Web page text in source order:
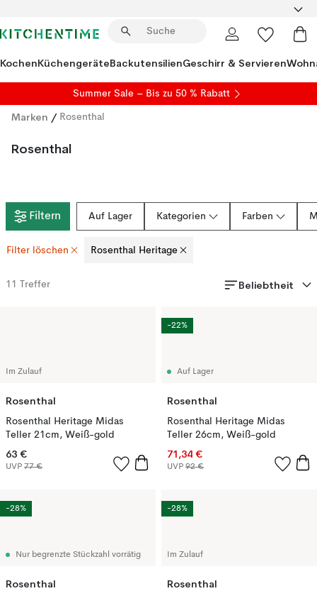
KochenKüchengeräteBackutensilienGeschirr & Servieren
Summer Sale – Bis zu 50 % Rabatt
Marken / Rosenthal
Rosenthal
Filtern Auf Lager Kategorien Farben
Filter löschen Rosenthal Heritage
11 Treffer Beliebtheit
Im Zulauf
Rosenthal
Rosenthal Heritage Midas
Teller 21cm, Weiß-gold
63 €
UVP 77 €
Auf Lager
Rosenthal
Rosenthal Heritage Midas
Teller 26cm, Weiß-gold
71,34 €
UVP 92 €
-22%
Nur begrenzte Stückzahl vorrätig
Rosenthal
-28%
Im Zulauf
Rosenthal
-28%